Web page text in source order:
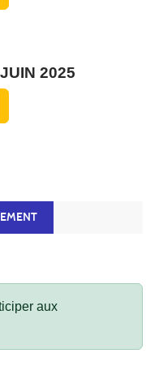
2025
aux